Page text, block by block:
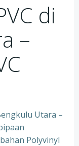
di
–
Utara –
Polyvinyl